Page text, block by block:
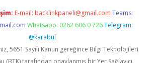
E-mail: backlinkpaneli@gmail.com Teams:
Whatsapp: 0262 606 0 726 Telegram:
@karabul
5651 Sayılı Kanun gereğince Bilgi Teknolojileri
(BTK) tarafından onaylanmış bir Yer Sağlayıcı